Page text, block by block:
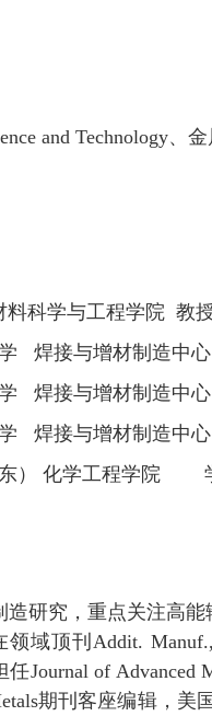
and Technology、金
学与工程学院 教
焊接与增材制造中
焊接与增材制造中
焊接与增材制造中
东） 化学工程学院
研究，重点关注高
领域顶刊Addit.
任Journal of Advanced
期刊客座编辑，美